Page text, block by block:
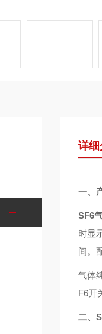
详细
一、
SF6
时显
间。
气体
F6开
二、